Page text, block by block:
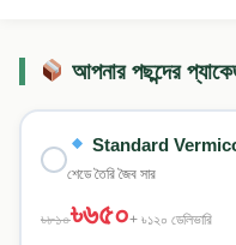
আপনার পছন্দের
Standard
শেডে তৈরি জৈব সার
৳৮১০৳৬৫০+ ৳১২০ ডেলিভারি